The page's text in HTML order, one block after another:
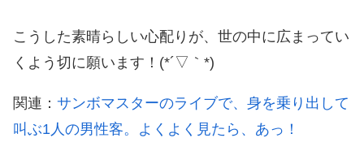
こうした素晴らしい心配りが、世の中に広まってい
くよう切に願います！(*´▽｀*)
関連： サンボマスターのライブで、身を乗り出して
叫ぶ1人の男性客。よくよく見たら、あっ！